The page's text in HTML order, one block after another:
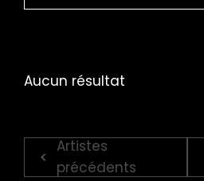
Aucun résultat
Artistes
précédents